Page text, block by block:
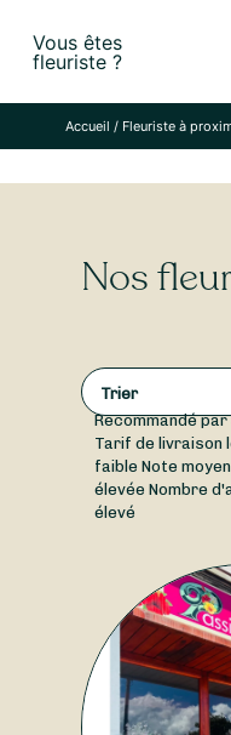
content
Vous êtes
fleuriste ?
Accueil / Fleuriste à
Nos
Trier
Recommandé
Tarif de livraison
faible Note
élevée Nombre
élevé